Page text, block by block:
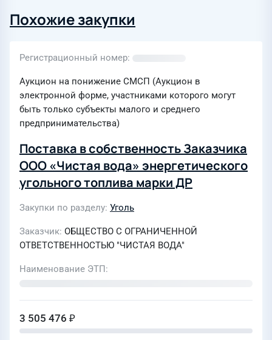
Похожие закупки
Регистрационный номер
Аукцион на понижение СМСП (Аукцион в
электронной форме, участниками которого могут
быть только субъекты малого и среднего
предпринимательства)
Поставка в собственность Заказчика
ООО «Чистая вода» энергетического
угольного топлива марки ДР
Закупки по разделу Уголь
Заказчик ОБЩЕСТВО С ОГРАНИЧЕННОЙ
ОТВЕТСТВЕННОСТЬЮ "ЧИСТАЯ ВОДА"
Наименование ЭТП
3 505 476 ₽